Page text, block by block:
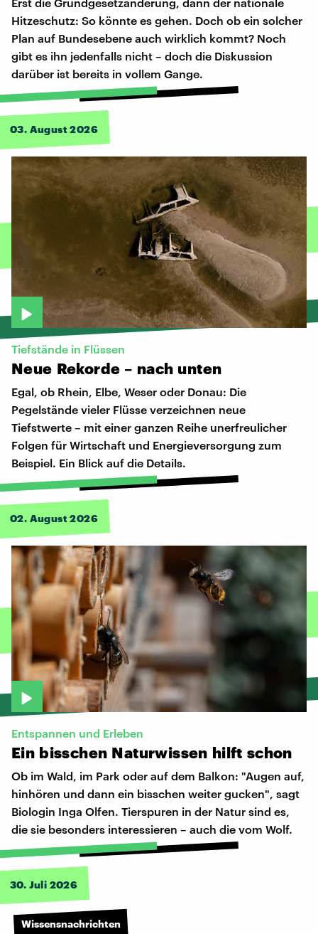
Erst die Grundgesetzänderung, dann der nationale
Hitzeschutz: So könnte es gehen. Doch ob ein solcher
Plan auf Bundesebene auch wirklich kommt? Noch
gibt es ihn jedenfalls nicht – doch die Diskussion
darüber ist bereits in vollem Gange.
03. August 2026
Tiefstände in Flüssen
Neue Rekorde – nach unten
Egal, ob Rhein, Elbe, Weser oder Donau: Die
Pegelstände vieler Flüsse verzeichnen neue
Tiefstwerte – mit einer ganzen Reihe unerfreulicher
Folgen für Wirtschaft und Energieversorgung zum
Beispiel. Ein Blick auf die Details.
02. August 2026
Entspannen und Erleben
Ein bisschen Naturwissen hilft schon
Ob im Wald, im Park oder auf dem Balkon: "Augen auf,
hinhören und dann ein bisschen weiter gucken", sagt
Biologin Inga Olfen. Tierspuren in der Natur sind es,
die sie besonders interessieren – auch die vom Wolf.
30. Juli 2026
Wissensnachrichten